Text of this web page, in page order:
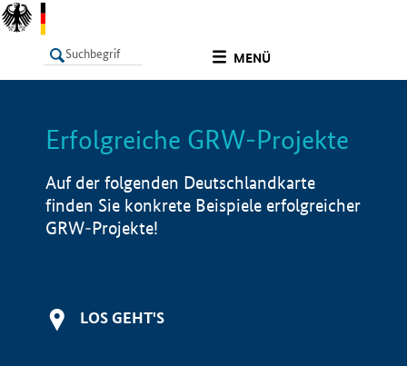
MENÜ
LISTE Info
Erfolgreiche GRW-Projekte
Auf der folgenden Deutschlandkarte
finden Sie konkrete Beispiele erfolgreicher
GRW-Projekte!
LOS GEHT'S